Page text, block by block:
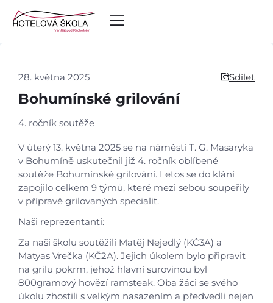
Úvod
28. května 2025 Sdílet
Bohumínské grilování
4. ročník soutěže
V úterý 13. května 2025 se na náměstí T. G. Masaryka
v Bohumíně uskutečnil již 4. ročník oblíbené
soutěže Bohumínské grilování. Letos se do klání
zapojilo celkem 9 týmů, které mezi sebou soupeřily
v přípravě grilovaných specialit.
Naši reprezentanti:
Za naši školu soutěžili Matěj Nejedlý (KČ3A) a
Matyas Vrečka (KČ2A). Jejich úkolem bylo připravit
na grilu pokrm, jehož hlavní surovinou byl
800gramový hovězí ramsteak. Oba žáci se svého
úkolu zhostili s velkým nasazením a předvedli nejen